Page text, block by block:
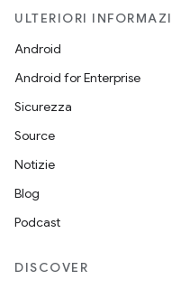
ULTERIORI
Android
Android for Enterprise
Sicurezza
Source
Notizie
Blog
Podcast
DISCOVER